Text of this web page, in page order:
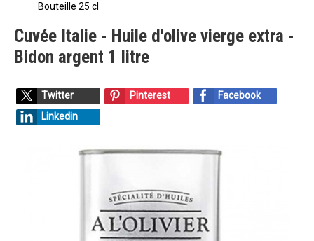
Bouteille 25 cl
Cuvée Italie - Huile d'olive vierge extra -
Bidon argent 1 litre
Twitter Pinterest
Facebook
Linkedin